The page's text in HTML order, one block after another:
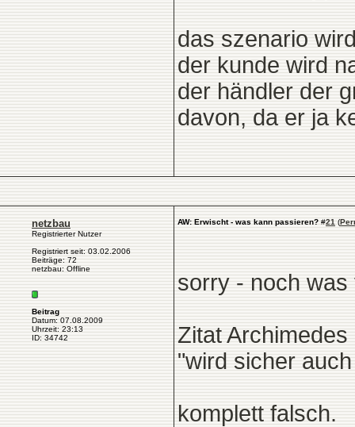
das szenario
der kunde wird
der händler der
davon, da er ja
netzbau
Registrierter Nutzer
Registriert seit: 03.02.2006
Beiträge: 72
netzbau: Offline
Beitrag
Datum: 07.08.2009
Uhrzeit: 23:13
ID: 34742
AW: Erwischt - was kann passieren? #21 (
sorry - noch was
Zitat Archimedes
"wird sicher
komplett falsch.